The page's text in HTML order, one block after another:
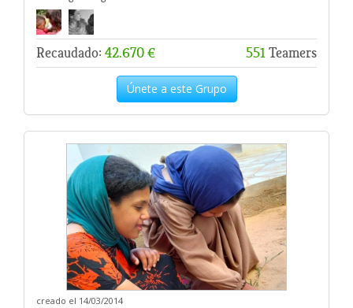
Recaudado: 42.670 € 551Teamers
Únete a este Grupo
creado el 14/03/2014